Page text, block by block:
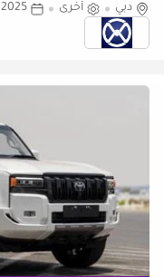
دبي
أخرى 2025